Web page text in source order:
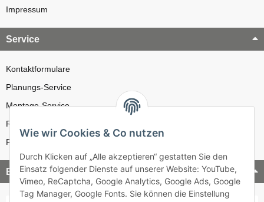
Impressum
Service
Kontaktformulare
Planungs-Service
Montage-Service
Reparatur-Service
Retouren-Service
Bezahlung & Versand
Wie wir Cookies & Co nutzen
Durch Klicken auf „Alle akzeptieren“ gestatten Sie den
Einsatz folgender Dienste auf unserer Website: YouTube,
Vimeo, ReCaptcha, Google Analytics, Google Ads, Google
Tag Manager, Google Fonts. Sie können die Einstellung